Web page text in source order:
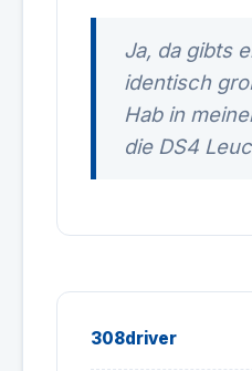
Ja, da gibts
identisch
Hab in
die DS4
308driver